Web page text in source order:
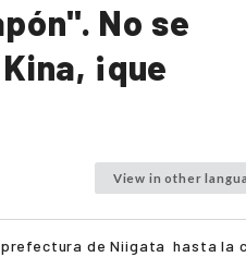
No se
¡que
View in other
prefectura deNiigata hasta la